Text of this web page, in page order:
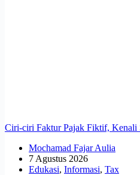
Ciri-ciri Faktur Pajak Fiktif, Kenali
Mochamad Fajar Aulia
7 Agustus 2026
Edukasi, Informasi, Tax